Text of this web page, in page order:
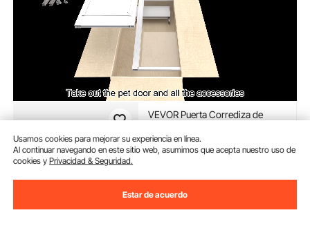
VEVOR Puerta Corrediza de
Ajustable 346 x 600 x 1927-2049
mm Puerta para Mascotas de
(494)
148
Usamos cookies para mejorar su experiencia en línea.
Al continuar navegando en este sitio web, asumimos que acepta nuestro uso de
cookies yPrivacidad & Seguridad.
Estar de acuerdo